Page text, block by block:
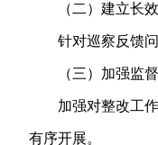
（二）建立长
针对巡察反馈
（三）加强监
加强对整改工
有序开展。